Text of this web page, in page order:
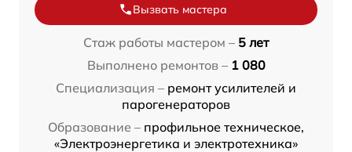
Вызвать мастера
Стаж работы мастером – 5 лет
Выполнено ремонтов – 1 080
Специализация – ремонт усилителей и
парогенераторов
Образование – профильное техническое,
«Электроэнергетика и электротехника»